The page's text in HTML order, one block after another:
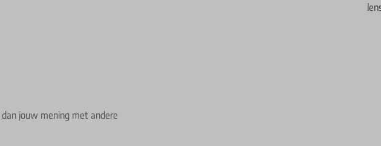
jouw mening met andere